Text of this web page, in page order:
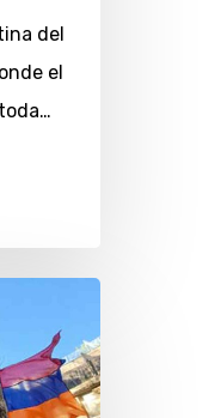
del
el